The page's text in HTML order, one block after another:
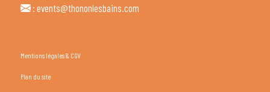
: events@thononlesbains.com
Mentions légales & CGV
Plan du site